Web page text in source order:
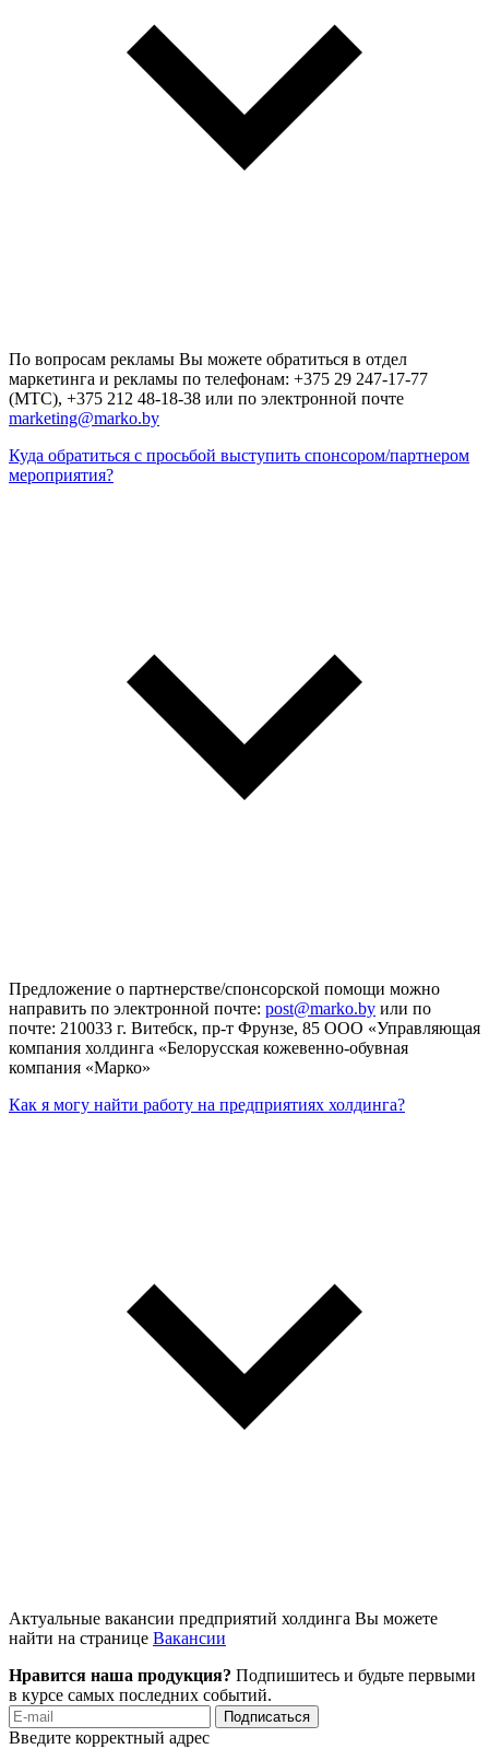
По вопросам рекламы Вы можете обратиться в отдел
маркетинга и рекламы по телефонам: +375 29 247-17-77
(МТС), +375 212 48-18-38 или по электронной почте
marketing@marko.by
Куда обратиться с просьбой выступить спонсором/партнером
мероприятия?
Предложение о партнерстве/спонсорской помощи можно
направить по электронной почте: post@marko.by или по
почте: 210033 г. Витебск, пр-т Фрунзе, 85 ООО «Управляющая
компания холдинга «Белорусская кожевенно-обувная
компания «Марко»
Как я могу найти работу на предприятиях холдинга?
Актуальные вакансии предприятий холдинга Вы можете
найти на странице Вакансии
Нравится наша продукция? Подпишитесь и будьте первыми
в курсе самых последних событий.
Подписаться
Введите корректный адрес